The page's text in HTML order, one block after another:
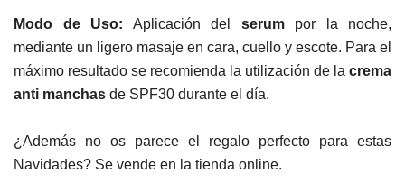
Modo de Uso: Aplicación del serumpor la noche,
mediante un ligero masaje en cara, cuello y escote. Para el
máximo resultado se recomienda la utilización de la crema
anti manchas de SPF30 durante el día.
¿Además no os parece el regalo perfecto para estas
Navidades? Se vende en la tienda online.